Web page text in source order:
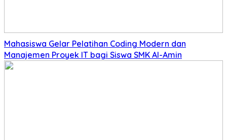
Mahasiswa Gelar Pelatihan Coding Modern dan
Manajemen Proyek IT bagi Siswa SMK Al-Amin